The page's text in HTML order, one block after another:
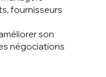
fournisseurs
son
négociations